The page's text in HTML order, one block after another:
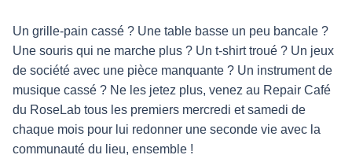
Un grille-pain cassé ? Une table basse un peu bancale ?
Une souris qui ne marche plus ? Un t-shirt troué ? Un jeux
de société avec une pièce manquante ? Un instrument de
musique cassé ? Ne les jetez plus, venez au Repair Café
du RoseLab tous les premiers mercredi et samedi de
chaque mois pour lui redonner une seconde vie avec la
communauté du lieu, ensemble !